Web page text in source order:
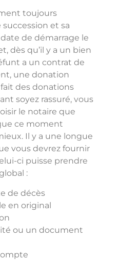
toujours
et sa
de démarrage le
dès qu’il y a un bien
a un contrat de
une donation
fait des donations
soyez rassuré, vous
le notaire que
ce moment
Il y a une longue
vous devrez fournir
ci puisse prendre
:
de décès
en original
ou un document